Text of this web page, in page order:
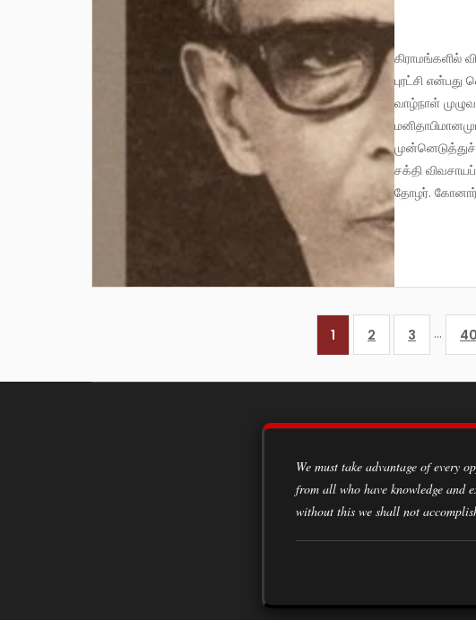
கிராமங்களில் விவசாயப் புரட்சி தொடராவிட்டால், மக்கள் ஜனநாயகப்
புரட்சி
வாழ்நாள்
சக்தி
தோழர்.
1 2 3 …
We must take advantage of every opportunity to acquire knowledge, to learn from the experiences of all classes of society,
from all who have knowledge and
without this we shall not